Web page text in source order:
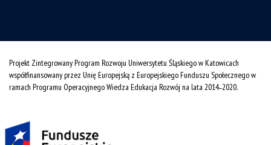
Projekt Zintegrowany Program Rozwoju Uniwersytetu Śląskiego w Katowicach
współfinansowany przez Unię Europejską z Europejskiego Funduszu Społecznego w
ramach Programu Operacyjnego Wiedza Edukacja Rozwój na lata 2014˗2020.